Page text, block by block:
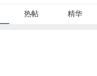
热帖 精华